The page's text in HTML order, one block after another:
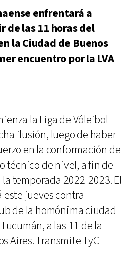
enfrentará a
de las 11 horas del
la Ciudad de Buenos
encuentro por la LVA
la Liga de Vóleibol
ilusión, luego de haber
en la conformación de
técnico de nivel, a fin de
temporada 2022-2023. El
jueves contra
de la homónima ciudad
a las 11 de la
Aires. Transmite TyC